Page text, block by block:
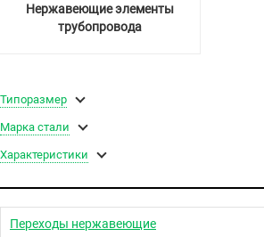
Нержавеющие элементы
трубопровода
Типоразмер
Марка стали
Характеристики
Переходы нержавеющие